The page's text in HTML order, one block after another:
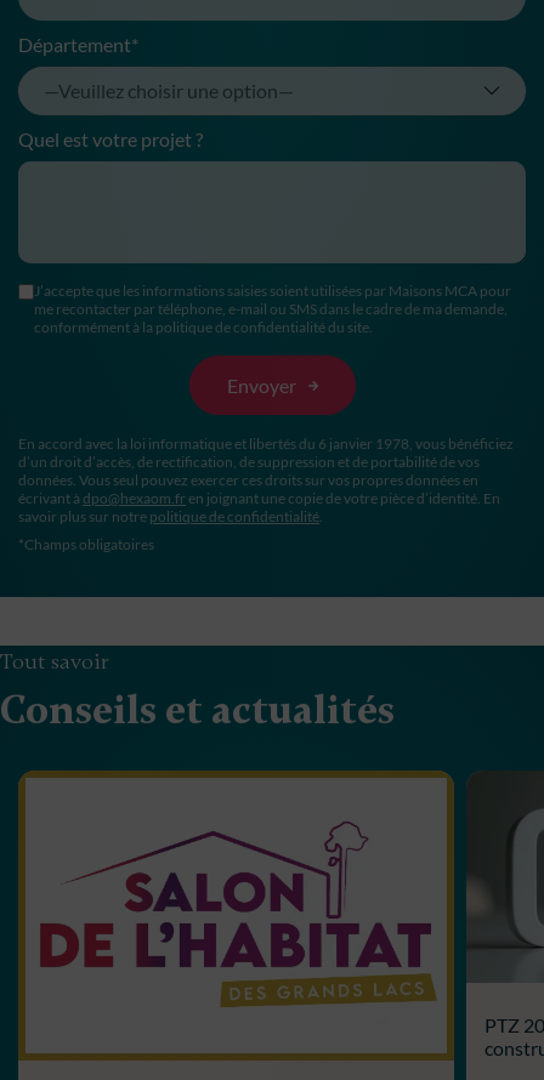
Département*
Quel est votre projet ?
J’accepte que les informations saisies soient utilisées par Maisons MCA pour
me recontacter par téléphone, e-mail ou SMS dans le cadre de ma demande,
conformément à la politique de confidentialité du site.
En accord avec la loi informatique et libertés du 6 janvier 1978, vous bénéficiez
d’un droit d’accès, de rectification, de suppression et de portabilité de vos
données. Vous seul pouvez exercer ces droits sur vos propres données en
écrivant à dpo@hexaom.fr en joignant une copie de votre pièce d’identité. En
savoir plus sur notre politique de confidentialité.
*Champs obligatoires
Tout savoir
Conseils et actualités
PTZ